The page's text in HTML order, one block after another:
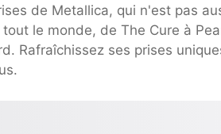
de Metallica, qui n'est pas
le monde, de The Cure à
Rafraîchissez ses prises